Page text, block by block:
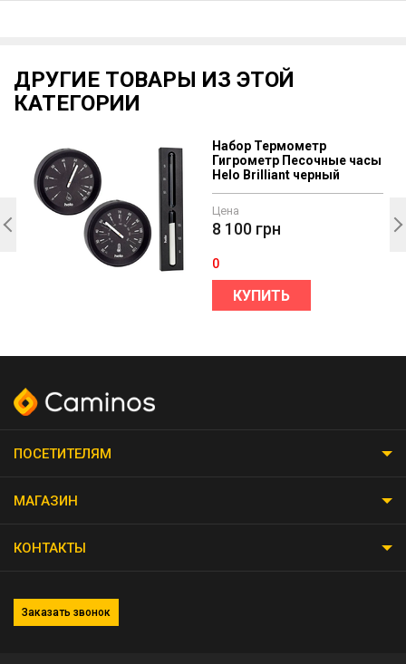
ДРУГИЕ ТОВАРЫ ИЗ ЭТОЙ
КАТЕГОРИИ
Набор Термометр
Гигрометр Песочные часы
Helo Brilliant черный
Цена
8 100 грн
0
КУПИТЬ
ПОСЕТИТЕЛЯМ
МАГАЗИН
КОНТАКТЫ
Заказать звонок